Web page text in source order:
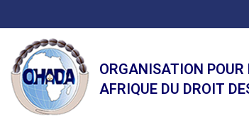
ORGANISATION
AFRIQUE DU DROIT